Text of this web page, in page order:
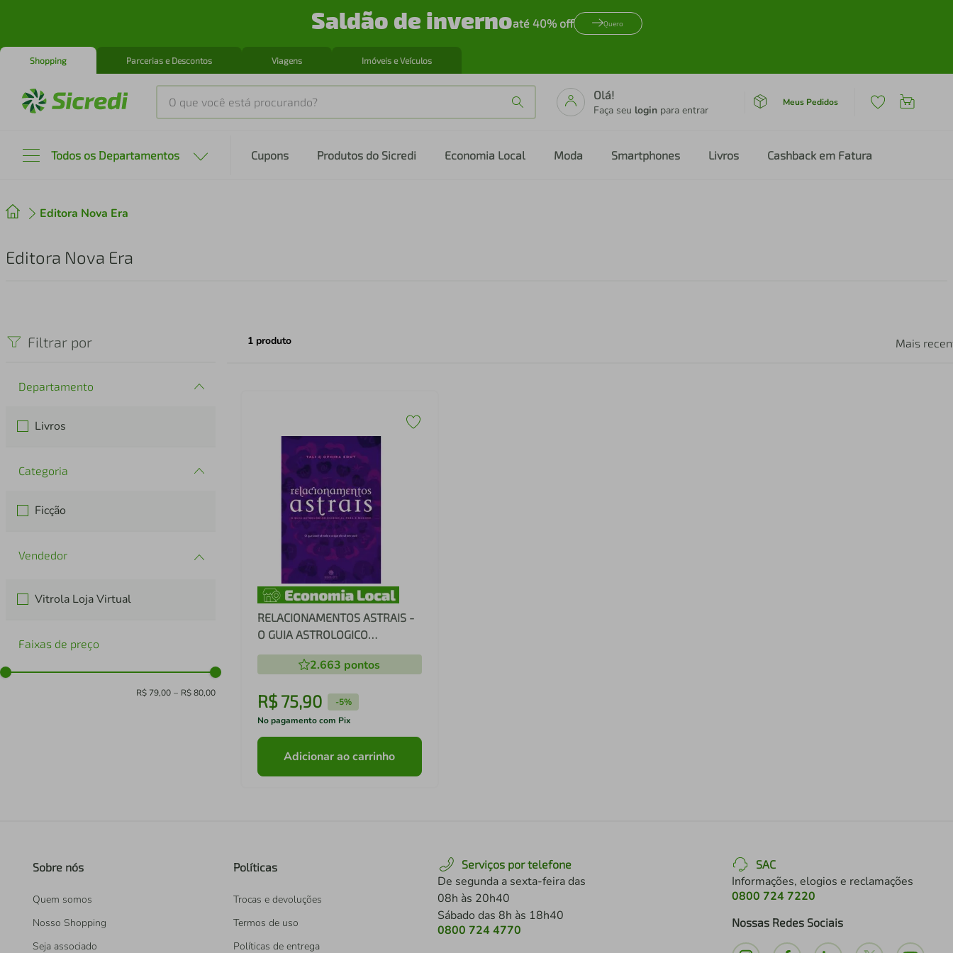
Saldão de invernoaté 40% off Quero
Shopping Parcerias e Descontos Viagens Imóveis e Veículos
O que você está procurando?
Olá!
Faça seu login para entrar
Meus Pedidos
Todos os Departamentos Cupons Produtos do Sicredi Economia Local Moda Smartphones Livros Cashback em Fatura
Editora Nova Era
Editora Nova Era
Filtrar por
Departamento
Livros
Categoria
Ficção
Vitrola Loja Virtual
Faixas de preço
R$ 79,00 – R$ 80,00
1 produto Mais
RELACIONAMENTOS ASTRAIS -
O GUIA ASTROLOGICO
ESSENCIAL PARA A MULHERE
2.663 pontos
R$ 75,90 -5%
No pagamento com Pix
Adicionar ao carrinho
Sobre nós
Quem somos
Nosso Shopping
Seja associado
Políticas
Trocas e devoluções
Termos de uso
Políticas de entrega
Serviços por telefone
De segunda a sexta-feira das
08h às 20h40
Sábado das 8h às 18h40
0800 724 4770
SAC
Informações, elogios e reclamações
0800 724 7220
Nossas Redes Sociais